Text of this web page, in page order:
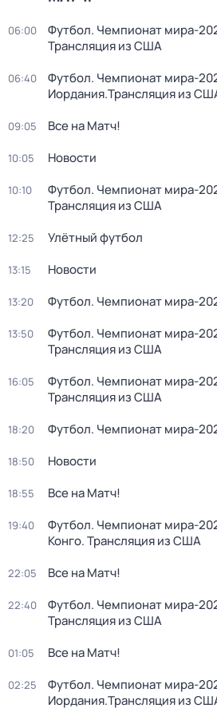
06:00
Футбол. Чемпионат мира-
Трансляция из США
06:40
Футбол. Чемпионат мира-
Иордания.Трансляция из
09:05 Все на Матч!
10:05 Новости
10:10
Футбол. Чемпионат мира-
Трансляция из США
12:25 Улётный футбол
13:15 Новости
13:20 Футбол. Чемпионат мира-
13:50
Футбол. Чемпионат мира-
Трансляция из США
16:05
Футбол. Чемпионат мира-
Трансляция из США
18:20 Футбол. Чемпионат мира-
18:50 Новости
18:55 Все на Матч!
19:40
Футбол. Чемпионат мира-
Конго. Трансляция из США
22:05 Все на Матч!
22:40
Футбол. Чемпионат мира-
Трансляция из США
01:05 Все на Матч!
02:25
Футбол. Чемпионат мира-
Иордания.Трансляция из